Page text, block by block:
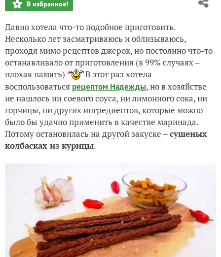
Февральские зарисовки с подоконника, или «Дурной»
Лук-чернушка: наблюдения и размышления о
Земляника крупноплодная: эксперименту быть?
Подарочек все-таки нашел своего адресата :)
Моя коллекция «новинок» к сезону 2020
Удивили, так удивили :)
В избранное!
Давно хотела что-то подобное приготовить.
Несколько лет засматриваюсь и облизываюсь,
проходя мимо рецептов джерок, но постоянно что-то
останавливало от приготовления (в 99% случаях –
плохая память)
В этот раз хотела
воспользоваться рецептом Надежды, но в хозяйстве
не нашлось ни соевого соуса, ни лимонного сока, ни
горчицы, ни других ингредиентов, которые можно
было бы удачно применить в качестве маринада.
Потому остановилась на другой закуске –сушеных
колбасках из курицы.